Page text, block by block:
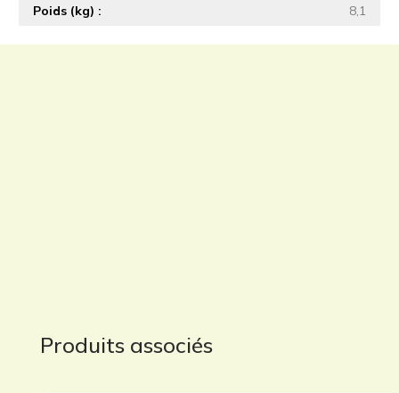
Poids (kg)
8,1
Produits associés